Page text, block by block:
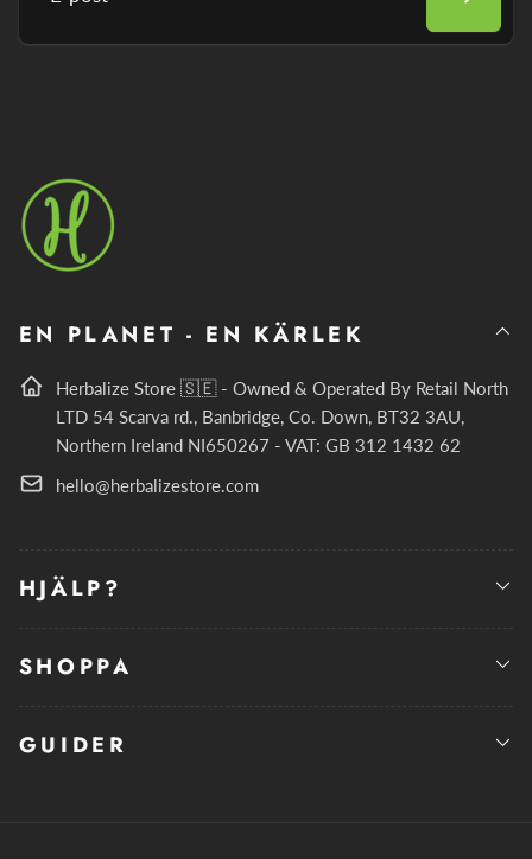
E-
EN PLANET - EN KÄRLEK
Herbalize Store 🇸🇪 - Owned & Operated By Retail North
LTD 54 Scarva rd., Banbridge, Co. Down, BT32 3AU,
Northern Ireland NI650267 - VAT: GB 312 1432 62
hello@herbalizestore.com
HJÄLP?
SHOPPA
GUIDER